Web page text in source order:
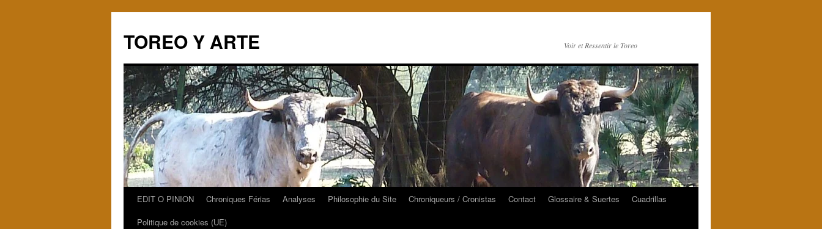
TOREO Y ARTE Voir et Ressentir le Toreo
AllerEDIT O PINION Chroniques Férias Analyses Philosophie du Site Chroniqueurs / Cronistas Contact Glossaire & Suertes
Cuadrillas
Politique de cookies (UE)